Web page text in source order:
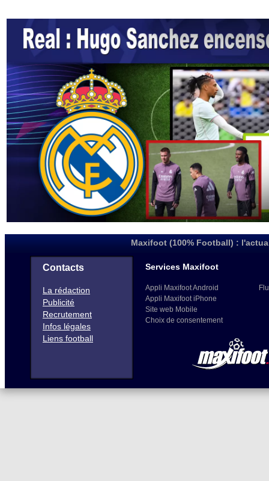
Maxifoot (100% Football) :
Contacts
La rédaction
Publicité
Recrutement
Infos légales
Liens football
Services Maxifoot
Appli Maxifoot Android
Appli Maxifoot iPhone
Site web Mobile
Choix de consentement